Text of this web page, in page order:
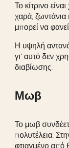
Το κίτρινο
χαρά, ζωντάνια
μπορεί να
Η υψηλή
γι’ αυτό δεν
διαβίωσης.
Μωβ
Το μωβ
πολυτέλεια.
φτιαγμένο από